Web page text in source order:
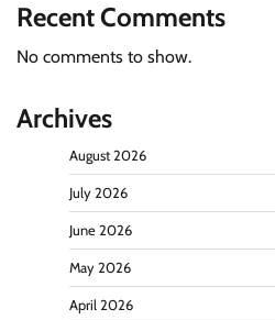
Recent Comments
No comments to show.
Archives
August 2026
July 2026
June 2026
May 2026
April 2026